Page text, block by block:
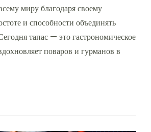
миру благодаря своему
и способности объединять
тапас — это гастрономическое
поваров и гурманов в